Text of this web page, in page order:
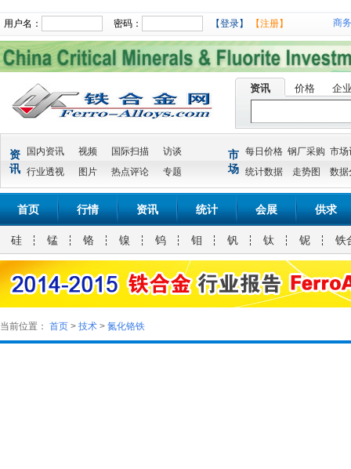
用户名： 密码： 【登录】 【注册】 商
资讯 价格 企
资
讯
国内资讯 视频 国际扫描
访谈
行业透视
图片 热点评论 专题
市
场
每日价格 钢厂采购 市场
统计数据
走势图 数据
首页 行情 资讯 统计 会展 供求
硅 锰 铬 镍 钨 钼 钒 钛 铌 铁
当前位置： 首页 > 技术 > 氮化铬铁